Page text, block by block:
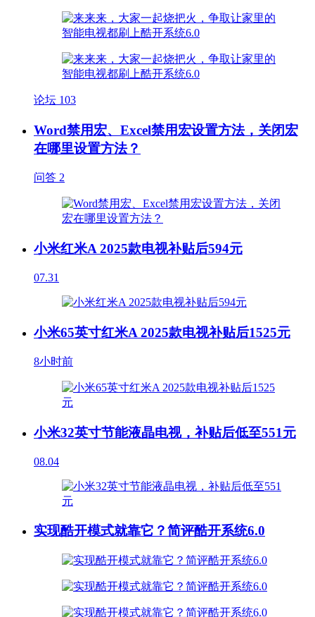
论坛 103
Word禁用宏、Excel禁用宏设置方法，关闭宏
在哪里设置方法？
问答 2
小米红米A 2025款电视补贴后594元
07.31
小米65英寸红米A 2025款电视补贴后1525元
8小时前
小米32英寸节能液晶电视，补贴后低至551元
08.04
实现酷开模式就靠它？简评酷开系统6.0